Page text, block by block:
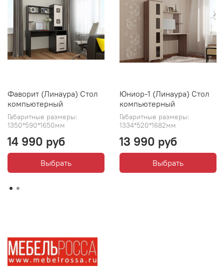
Фаворит (Линаура) Стол
компьютерный
Габаритные размеры:
1350*590*1650мм
14 990 руб
Выбрать
Юниор-1 (Линаура) Стол
компьютерный
Габаритные размеры:
1334*520*1682мм
13 990 руб
Выбрать